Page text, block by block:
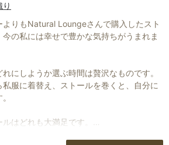
よりもNatural Loungeさんで購入したスト
の私には幸せで豊かな気持ちがうまれま
にしようか選ぶ時間は贅沢なものです。
服に着替え、ストールを巻くと、自分に
はどれも大満足です。